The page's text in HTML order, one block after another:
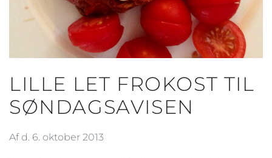
LILLE LET FROKOST TIL
SØNDAGSAVISEN
Af d. 6. oktober 2013